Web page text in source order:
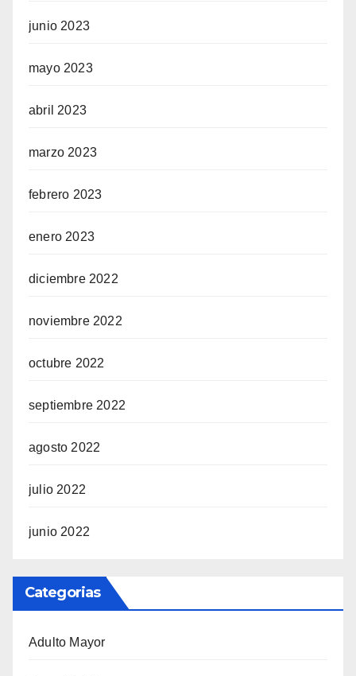
junio 2023
mayo 2023
abril 2023
marzo 2023
febrero 2023
enero 2023
diciembre 2022
noviembre 2022
octubre 2022
septiembre 2022
agosto 2022
julio 2022
junio 2022
Categorias
Adulto Mayor